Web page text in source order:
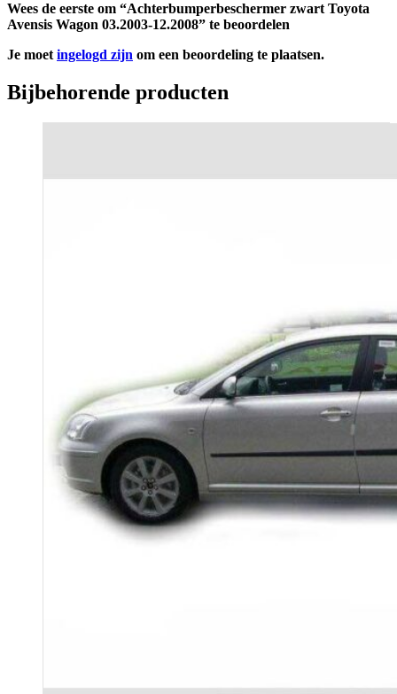
Wees de eerste om “Achterbumperbeschermer zwart Toyota
Avensis Wagon 03.2003-12.2008” te beoordelen
Je moet ingelogd zijn om een beoordeling te plaatsen.
Bijbehorende producten